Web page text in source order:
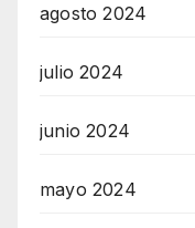
agosto 2024
julio 2024
junio 2024
mayo 2024